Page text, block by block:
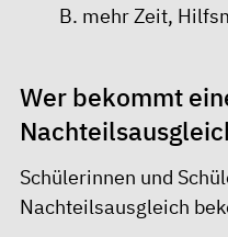
B. mehr Zeit,
Wer bekommt
Schülerinnen und
Nachteilsausgleich